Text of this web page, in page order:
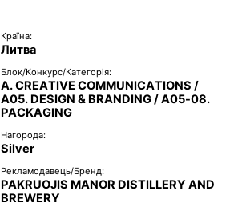
Країна:
Литва
Блок/Конкурс/Категорія:
A. CREATIVE COMMUNICATIONS /
A05. DESIGN & BRANDING / A05-08.
PACKAGING
Нагорода:
Silver
Рекламодавець/Бренд:
PAKRUOJIS MANOR DISTILLERY AND
BREWERY